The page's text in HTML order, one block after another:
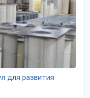
для развития